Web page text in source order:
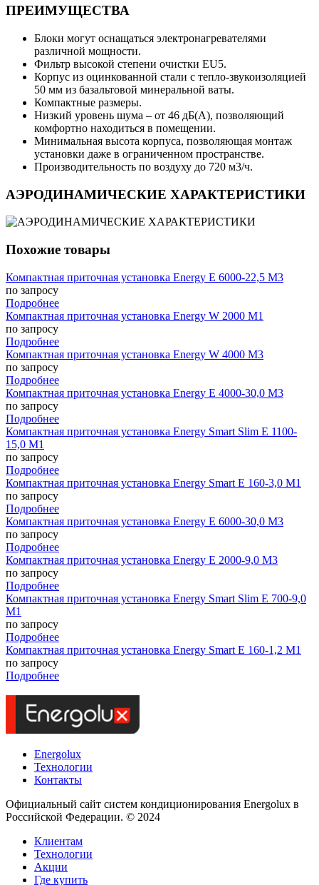
ПРЕИМУЩЕСТВА
Блоки могут оснащаться электронагревателями
различной мощности.
Фильтр высокой степени очистки EU5.
Корпус из оцинкованной стали с тепло-звукоизоляцией
50 мм из базальтовой минеральной ваты.
Компактные размеры.
Низкий уровень шума – от 46 дБ(А), позволяющий
комфортно находиться в помещении.
Минимальная высота корпуса, позволяющая монтаж
установки даже в ограниченном пространстве.
Производительность по воздуху до 720 м3/ч.
АЭРОДИНАМИЧЕСКИЕ ХАРАКТЕРИСТИКИ
Похожие товары
Компактная приточная установка Energy E 6000-22,5 M3
по запросу
Подробнее
Компактная приточная установка Energy W 2000 M1
по запросу
Подробнее
Компактная приточная установка Energy W 4000 M3
по запросу
Подробнее
Компактная приточная установка Energy E 4000-30,0 M3
по запросу
Подробнее
Компактная приточная установка Energy Smart Slim E 1100-
15,0 M1
по запросу
Подробнее
Компактная приточная установка Energy Smart E 160-3,0 M1
по запросу
Подробнее
Компактная приточная установка Energy E 6000-30,0 M3
по запросу
Подробнее
Компактная приточная установка Energy E 2000-9,0 M3
по запросу
Подробнее
Компактная приточная установка Energy Smart Slim E 700-9,0
M1
по запросу
Подробнее
Компактная приточная установка Energy Smart E 160-1,2 M1
по запросу
Подробнее
Energolux
Технологии
Контакты
Официальный сайт систем кондиционирования Energolux в
Российской Федерации. © 2024
Клиентам
Технологии
Акции
Где купить